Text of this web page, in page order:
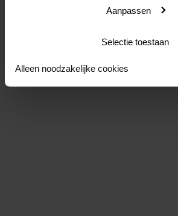
Aanpassen
Selectie toestaan
Alleen noodzakelijke cookies